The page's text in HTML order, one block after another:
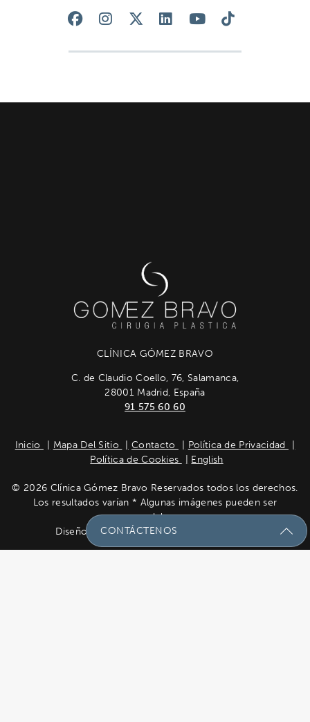
CLÍNICA GÓMEZ BRAVO
C. de Claudio Coello, 76, Salamanca,
28001 Madrid, España
91 575 60 60
Inicio Mapa Del Sitio Contacto
Política de Privacidad
Política de Cookies
English
© 2026 Clínica Gómez Bravo Reservados todos los derechos.
Los resultados varían * Algunas imágenes pueden ser
modelos.
Diseño del sitio porPlastic Surgery Studios
CONTÁCTENOS